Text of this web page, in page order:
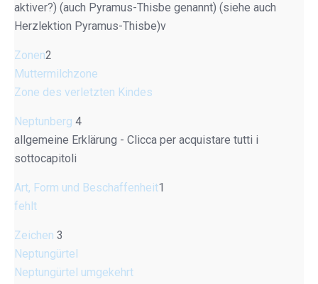
aktiver?) (auch Pyramus-Thisbe genannt) (siehe auch
Herzlektion Pyramus-Thisbe)v
Zonen2
Muttermilchzone
Zone des verletzten Kindes
Neptunberg 4
allgemeine Erklärung - Clicca per acquistare tutti i
sottocapitoli
Art, Form und Beschaffenheit1
fehlt
Zeichen 3
Neptungürtel
Neptungürtel umgekehrt